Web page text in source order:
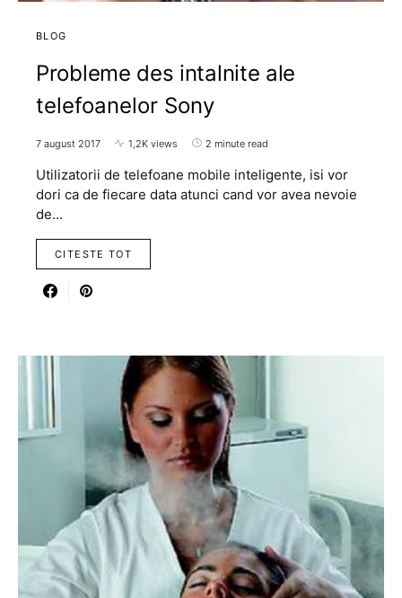
BLOG
Probleme des intalnite ale
telefoanelor Sony
7 august 2017 1,2K views 2 minute read
Utilizatorii de telefoane mobile inteligente, isi vor
dori ca de fiecare data atunci cand vor avea nevoie
de…
CITESTE TOT